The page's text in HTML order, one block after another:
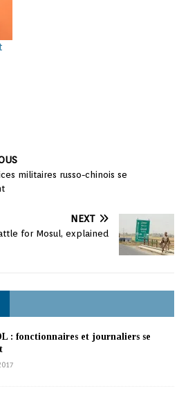
militaires russo-chinois se
NEXT
for Mosul, explained
: fonctionnaires et journaliers se